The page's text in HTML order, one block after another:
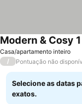
Casa/apartamento inteiro
Ver preços
/ Pontuação não
Selecione as datas
exatos.